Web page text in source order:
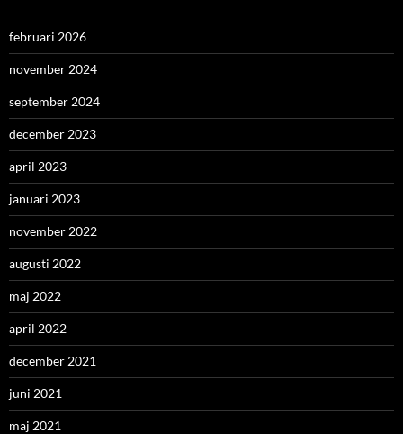
februari 2026
november 2024
september 2024
december 2023
april 2023
januari 2023
november 2022
augusti 2022
maj 2022
april 2022
december 2021
juni 2021
maj 2021